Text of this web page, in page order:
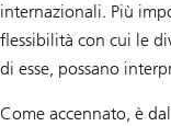
internazionali. Più
flessibilità con cui le
di esse, possano
Come accennato, è